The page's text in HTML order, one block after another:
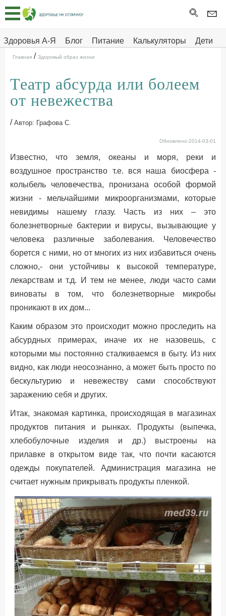
Здоровья А-Я Блог Питание Калькуляторы
Дети
Здоровье на отлично
Главная
Тесты
Про
ДЕТЯМ
Главная / Здоровый образ жизни
Театр абсурда или болеем
от невежества
/ Автор: Графова С.
Обновлено:2014-03-01
Известно, что земля, океаны и моря, реки и
воздушное пространство т.е. вся наша биосфера -
колыбель человечества, пронизана особой формой
жизни - мельчайшими микроорганизмами, которые
невидимы нашему глазу. Часть из них – это
болезнетворные бактерии и вирусы, вызывающие у
человека различные заболевания. Человечество
борется с ними, но от многих из них избавиться очень
сложно,- они устойчивы к высокой температуре,
лекарствам и т.д. И тем не менее, люди часто сами
виноваты в том, что болезнетворные микробы
проникают в их дом...
Каким образом это происходит можно проследить на
абсурдных примерах, иначе их не назовешь, с
которыми мы постоянно сталкиваемся в быту. Из них
видно, как люди неосознанно, а может быть просто по
беcкультурию и невежеству сами способствуют
заражению себя и других.
Итак, знакомая картинка, происходящая в магазинах
продуктов питания и рынках. Продукты (выпечка,
хлебобулочные изделия и др.) выстроены на
прилавке в открытом виде так, что почти касаются
одежды покупателей. Администрация магазина не
считает нужным прикрывать продукты пленкой.